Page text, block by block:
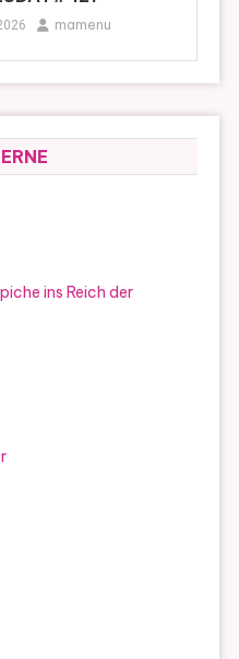
mamenu
ins Reich der